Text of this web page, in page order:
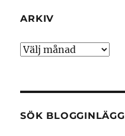
ARKIV
Arkiv
SÖK BLOGGINLÄGG